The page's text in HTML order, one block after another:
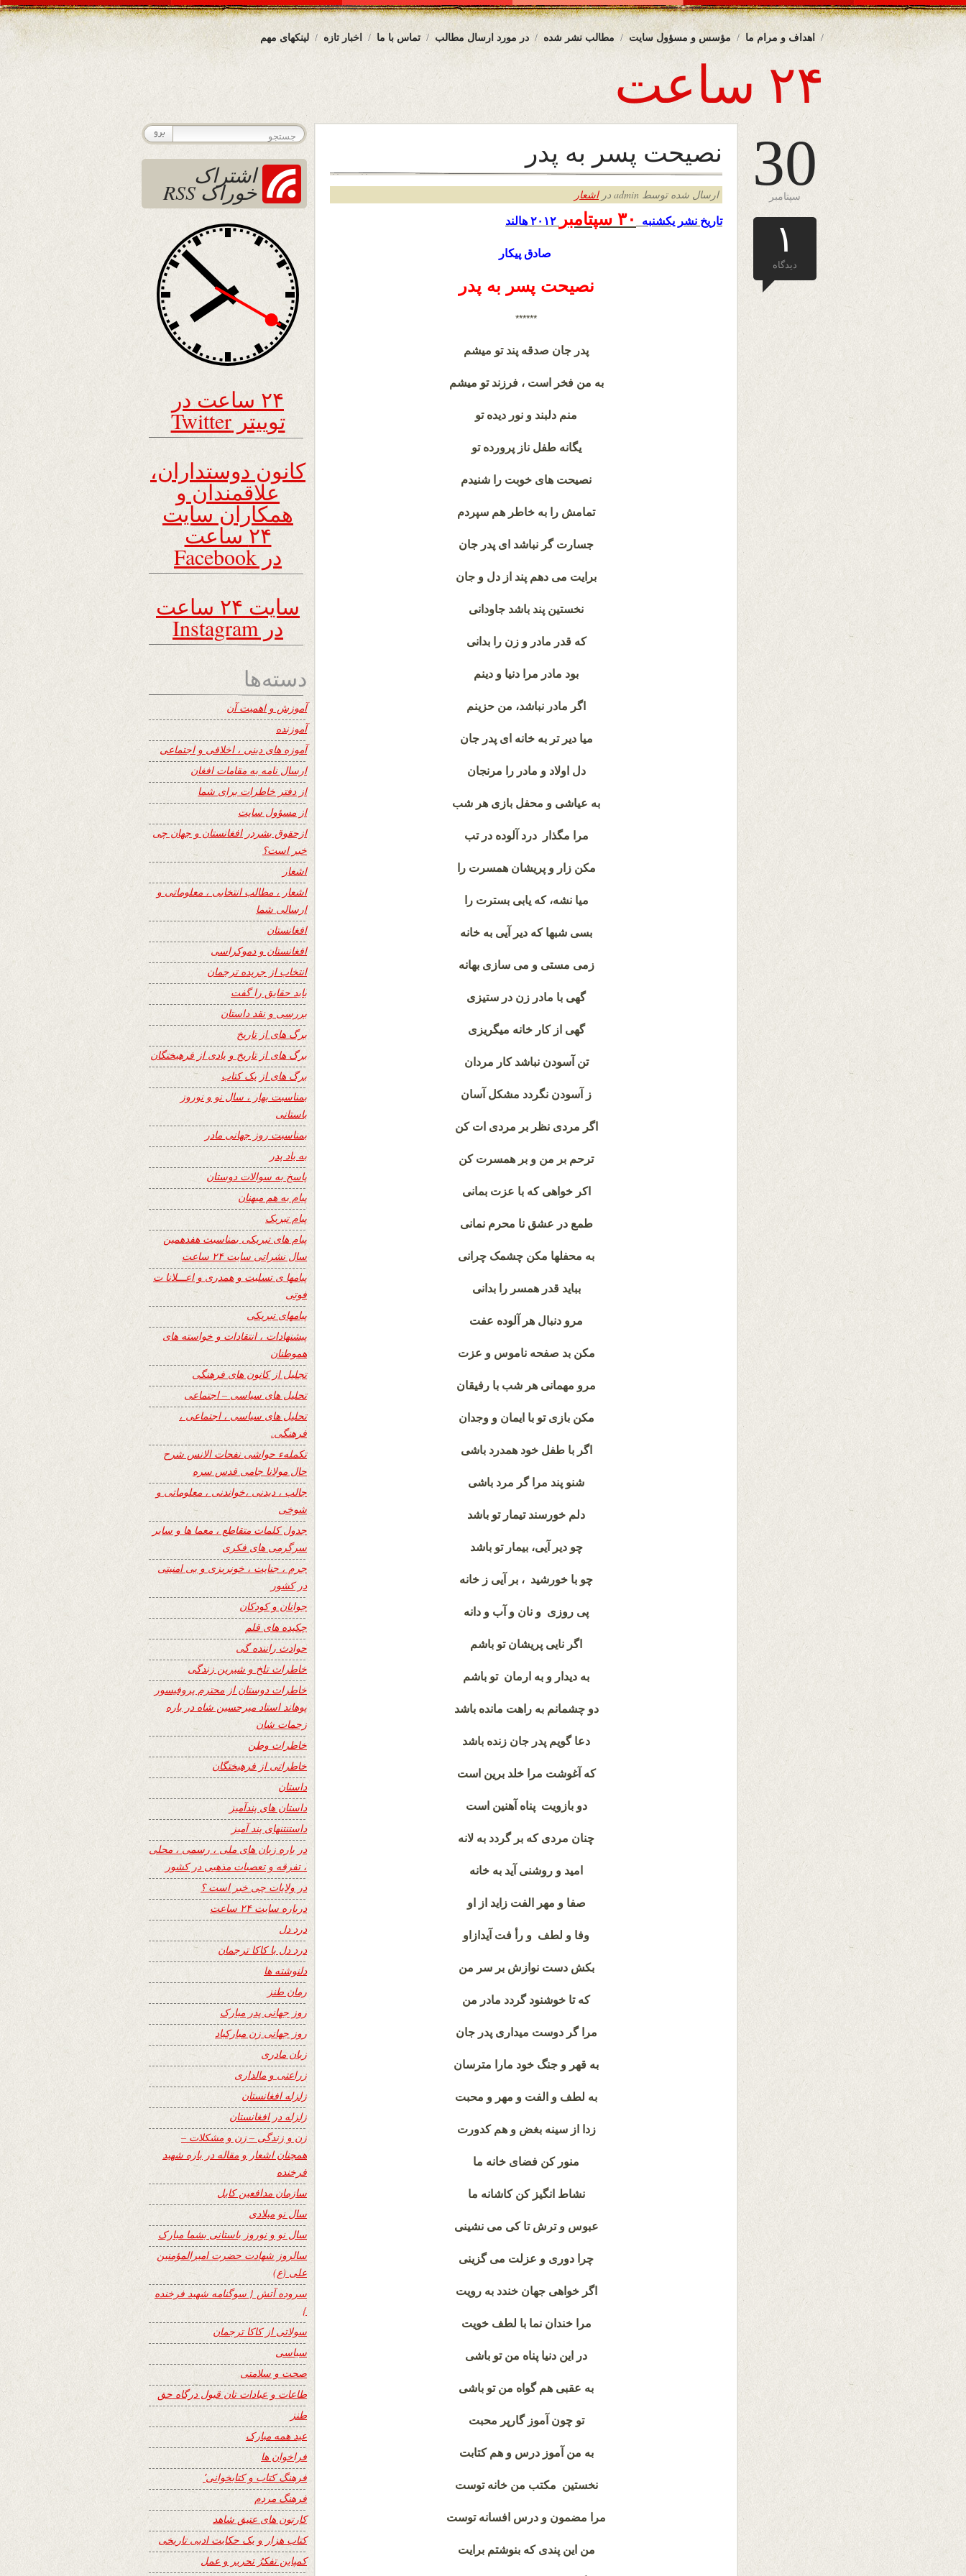
لینکهای مهم اخبار تازه تماس با ما در مورد ارسال مطالب مطالب نشر شده مؤسس و مسؤول سایت اهداف و مرام ما
۲۴ ساعت
30
سپتامبر
۱
دیدگاه
نصیحت پسر به پدر
ارسال شده توسط admin در اشعار
تاریخ نشر یکشنبه ۳۰ سپتامبر
صادق پیکار
نصیحت پسر به پدر
******
پدر جان صدقه پند تو میشم
به من فخر است ، فرزند تو میشم
منم دلبند و نور دیده تو
یگانه طفل ناز پرورده تو
نصیحت های خوبت را شنیدم
تمامش را به خاطر هم سپردم
جسارت گر نباشد ای پدر جان
برایت می دهم پند از دل و جان
نخستین پند باشد جاودانی
که قدر مادر و زن را بدانی
بود مادر مرا دنیا و دینم
اگر مادر نباشد، من حزینم
میا دیر تر به خانه ای پدر جان
دل اولاد و مادر را مرنجان
به عیاشی و محفل بازی هر شب
مرا مگذار درد آلوده در تب
مکن زار و پریشان همسرت را
میا نشه، که یابی بسترت را
بسی شبها که دیر آیی به خانه
زمی مستی و می سازی بهانه
گهی با مادر زن در ستیزی
گهی از کار خانه میگریزی
تن آسودن نباشد کار مردان
ز آسودن نگردد مشکل آسان
اگر مردی نظر بر مردی ات کن
ترحم بر من و بر همسرت کن
اکر خواهی که با عزت بمانی
طمع در عشق نا محرم نمانی
به محفلها مکن چشمک چرانی
بباید قدر همسر را بدانی
مرو دنبال هر آلوده عفت
مکن بد صفحه ناموس و عزت
مرو مهمانی هر شب با رفیقان
مکن بازی تو با ایمان و وجدان
اگر با طفل خود همدرد باشی
شنو پند مرا گر مرد باشی
دلم خورسند تیمار تو باشد
چو دیر آیی، بیمار تو باشد
چو با خورشید ، بر آیی ز خانه
پی روزی و نان و آب و دانه
اگر نایی پریشان تو باشم
به دیدار و به ارمان تو باشم
دو چشمانم به راهت مانده باشد
دعا گویم پدر جان زنده باشد
که آغوشت مرا خلد برین است
دو بازویت پناه آهنین است
چنان مردی که بر گردد به لانه
امید و روشنی آید به خانه
صفا و مهر الفت زاید از او
وفا و لطف و رأ فت آیدازاو
بکش دست نوازش بر سر من
که تا خوشنود گردد مادر من
مرا گر دوست میداری پدر جان
به قهر و جنگ خود مارا مترسان
به لطف و الفت و مهر و محبت
زدا از سینه بغض و هم کدورت
منور کن فضای خانه ما
نشاط انگیز کن کاشانه ما
عبوس و ترش تا کی می نشینی
چرا دوری و عزلت می گزینی
اگر خواهی جهان خندد به رویت
مرا خندان نما با لطف خویت
در این دنیا پناه من تو باشی
به عقبی هم گواه من تو باشی
تو چون آموز گارپر محبت
به من آموز درس و هم کتابت
نخستین مکتب من خانه توست
مرا مضمون و درس افسانه توست
من این پندی که بنوشتم برایت
اشتراک
خوراک RSS
۲۴ ساعت در
توییتر Twitter
کانون دوستداران،
علاقمندان و
همکاران سایت
۲۴ ساعت
در Facebook
سایت ۲۴ ساعت
در Instagram
دسته‌ها
آموزش و اهمیت آن
آموزنده
آموزه های دینی ، اخلاقی و اجتماعی
ارسال نامه به مقامات افغان
از دفتر خاطرات برای شما
از مسؤول سایت
ازحقوق بشردر افغانستان و جهان چی
خبر است؟
اشعار
اشعار ، مطالب انتخابی ، معلوماتی و
ارسالی شما
افغانستان
افغانستان و دموکراسی
انتخاب از جریده ترجمان
باید حقایق را گفت
بررسی و نقد داستان
برگ های از تاریخ
برگ های از تاریخ و یادی از فرهیختگان
برگ های از یک کتاب
بمناسبت بهار ، سال نو و نوروز
باستانی
بمناسبت روز جهانی مادر
به یاد پدر
پاسخ به سوالات دوستان
پیام به هم میهنان
پیام تبریک
پیام های تبریکی بمناسبت هفدهمین
سال نشراتی سایت ۲۴ ساعت
پیامها ی تسلیت و همدری و اعـــلانا ت
فوتی
پیامهای تبریکی
پیشنهادات ، انتقادات و خواسته های
هموطنان
تجلیل از کانون های فرهنگی
تحلیل های سیاسی – اجتماعی
تحلیل های سیاسی ، اجتماعی ،
فرهنگی.
تکملهء حواشی نفحات الانس شرح
حال مولانا جامی قدس سره
جالب ، دیدنی ،خواندنی ، معلوماتی و
شوخی
جدول کلمات متقاطع ، معما ها و سایر
سرگرمی های فکری
جرم ، جنایت ، خونریزی و بی امنیتی
در کشور
جوانان و کودکان
چکیده های قلم
حوادث راننده گی
خاطرات تلخ و شیرین زندگی
خاطرات دوستان از محترم پروفیسور
پوهاند استاد میرحسین شاه در باره
زحمات شان
خاطرات وطن
خاطراتی از فرهیختگان
داستان
داستان های پندآمیز
داستنتنهای پند آمیز
در باره زبان های ملی ، رسمی ، محلی
، تفرقه و تعصبات مذهبی در کشور
در ولایات چی خبر است ؟
درباره سایت ۲۴ ساعت
درد دل
درد دل با کاکا ترجمان
دلنوشته ها
رمان طنز
روز جهانی پدر مبارک
روز جهانی زن مبارکباد
زبان مادری
زراعتی و مالداری
زلزله افغانستان
زلزله در افغانستان
زن و زندگی – زن و مشکلات –
همچنان اشعار و مقاله در باره شهید
فرخنده
سازمان مدافعین کابل
سال نو میلادی
سال نو و نوروز باستانی بشما مبارک
سالروز شهادت حضرت امیرالمؤمنین
علی (ع)
سروده آتش { سوگنامه شهید فرخنده
}
سولاتی از کاکا ترجمان
سیاسی
صحت و سلامتی
طاعات و عبادات تان قبول درگاه حق
طنز
عید همه مبارک
فراخوان ها
فرهنگ کتاب و کتابخوانی٬
فرهنگ مردم
کارتون های عتیق شاهد
کتاب هزار و یک حکایت ادبی تاریخی
کمپاین تفکرُ تحریر و عمل